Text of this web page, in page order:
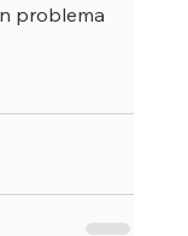
problema